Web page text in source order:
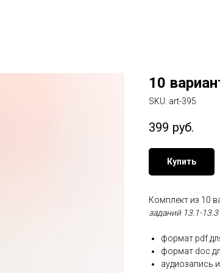
10
SKU: art-395
399 руб.
Купить
Комплект из 10
заданий 13.1-
формат pdf
формат doc
аудиозапись